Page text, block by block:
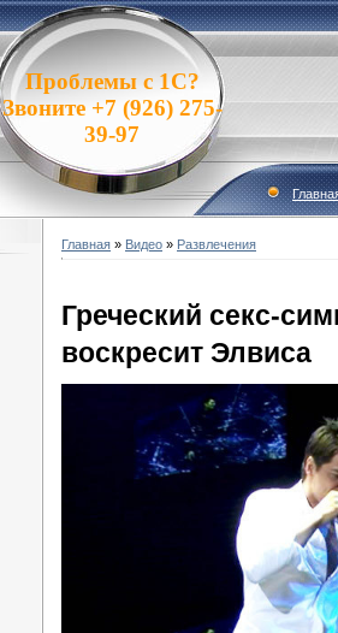
Проблемы с 1С?
Звоните +7 (926) 275-
39-97
Главная » Видео » Развлечения
Греческий секс-
воскресит Элвиса